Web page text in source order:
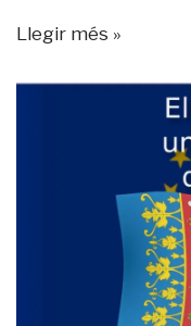
Llegir més »